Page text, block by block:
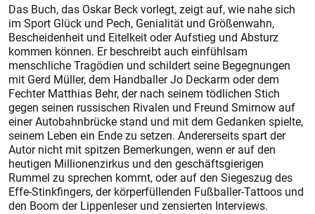
Das Buch, das Oskar Beck vorlegt, zeigt auf, wie nahe sich
im Sport Glück und Pech, Genialität und Größenwahn,
Bescheidenheit und Eitelkeit oder Aufstieg und Absturz
kommen können. Er beschreibt auch einfühlsam
menschliche Tragödien und schildert seine Begegnungen
mit Gerd Müller, dem Handballer Jo Deckarm oder dem
Fechter Matthias Behr, der nach seinem tödlichen Stich
gegen seinen russischen Rivalen und Freund Smirnow auf
einer Autobahnbrücke stand und mit dem Gedanken spielte,
seinem Leben ein Ende zu setzen. Andererseits spart der
Autor nicht mit spitzen Bemerkungen, wenn er auf den
heutigen Millionenzirkus und den geschäftsgierigen
Rummel zu sprechen kommt, oder auf den Siegeszug des
Effe-Stinkfingers, der körperfüllenden Fußballer-Tattoos und
den Boom der Lippenleser und zensierten Interviews.